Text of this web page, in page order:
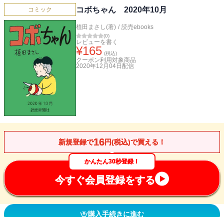
コミック コボちゃん 2020年10月
植田まさし(著) / 読売ebooks
(0)
レビューを書く
¥165 (税込)
クーポン利用対象商品
2020年12月04日 配信
新規登録で16円(税込)で買える！
かんたん30秒登録！
今すぐ会員登録をする
購入手続きに進む